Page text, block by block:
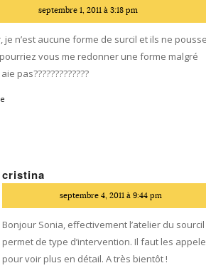
septembre 1, 2011 à 3:18 pm
je n’est aucune forme de surcil et ils ne
vous me redonner une forme malgré
pas?????????????
cristina
septembre 4, 2011 à 9:44 pm
Bonjour Sonia, effectivement l’atelier du sourcil
permet de type d’intervention. Il faut les
pour voir plus en détail. A très bientôt !